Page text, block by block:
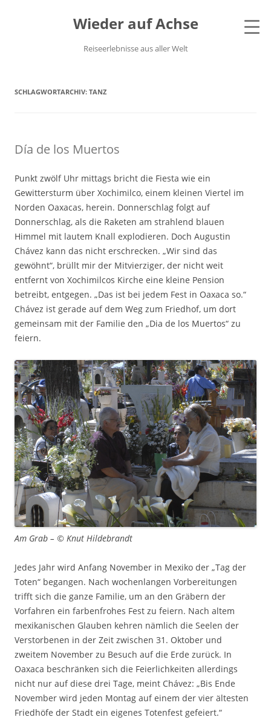
Wieder auf Achse
Reiseerlebnisse aus aller Welt
SCHLAGWORTARCHIV: TANZ
Día de los Muertos
Punkt zwölf Uhr mittags bricht die Fiesta wie ein
Gewittersturm über Xochimilco, einem kleinen Viertel im
Norden Oaxacas, herein. Donnerschlag folgt auf
Donnerschlag, als die Raketen am strahlend blauen
Himmel mit lautem Knall explodieren. Doch Augustin
Chávez kann das nicht erschrecken. „Wir sind das
gewöhnt“, brüllt mir der Mitvierziger, der nicht weit
entfernt von Xochimilcos Kirche eine kleine Pension
betreibt, entgegen. „Das ist bei jedem Fest in Oaxaca so.“
Chávez ist gerade auf dem Weg zum Friedhof, um dort
gemeinsam mit der Familie den „Dia de los Muertos“ zu
feiern.
Am Grab – © Knut Hildebrandt
Jedes Jahr wird Anfang November in Mexiko der „Tag der
Toten“ begangen. Nach wochenlangen Vorbereitungen
trifft sich die ganze Familie, um an den Gräbern der
Vorfahren ein farbenfrohes Fest zu feiern. Nach altem
mexikanischen Glauben kehren nämlich die Seelen der
Verstorbenen in der Zeit zwischen 31. Oktober und
zweitem November zu Besuch auf die Erde zurück. In
Oaxaca beschränken sich die Feierlichkeiten allerdings
nicht nur auf diese drei Tage, meint Chávez: „Bis Ende
November wird jeden Montag auf einem der vier ältesten
Friedhöfe der Stadt ein eigenes Totenfest gefeiert.“